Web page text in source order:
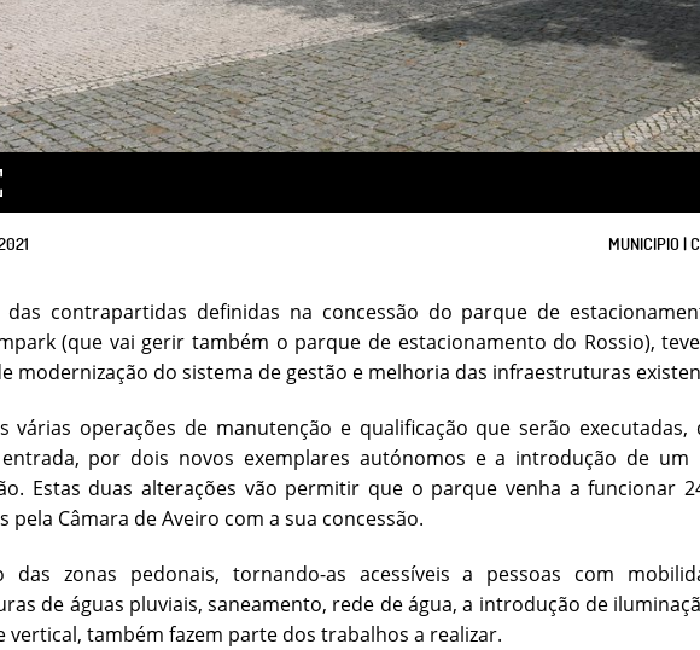
MUNICIPIO |
contrapartidas definidas na concessão do parque de
(que vai gerir também o parque de estacionamento do Rossio),
modernização do sistema de gestão e melhoria das infraestruturas
várias operações de manutenção e qualificação que serão
por dois novos exemplares autónomos e a introdução de um
Estas duas alterações vão permitir que o parque venha a funcionar
pela Câmara de Aveiro com a sua concessão.
das zonas pedonais, tornando-as acessíveis a pessoas com
de águas pluviais, saneamento, rede de água, a introdução de
vertical, também fazem parte dos trabalhos a realizar.